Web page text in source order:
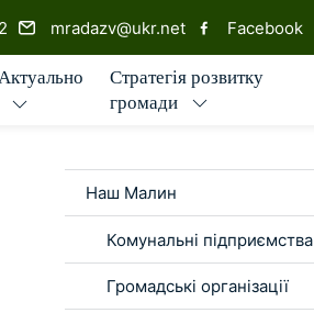
mradazv@ukr.net Facebook
Стратегія розвитку
громади
Наш Малин
Комунальні підприємства
Громадські організації